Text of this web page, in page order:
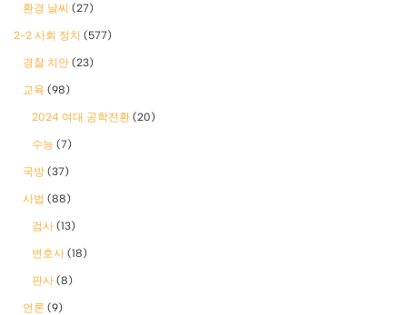
환경 날씨 (27)
2-2 사회 정치 (577)
경찰 치안 (23)
교육 (98)
2024 여대 공학전환 (20)
수능 (7)
국방 (37)
사법 (88)
검사 (13)
변호사 (18)
판사 (8)
언론 (9)